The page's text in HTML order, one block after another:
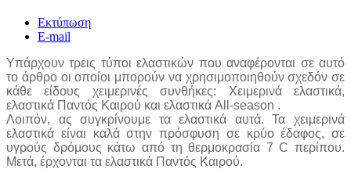
Εκτύπωση
E-mail
Υπάρχουν τρεις τύποι ελαστικών που αναφέρονται σε αυτό
το άρθρο οι οποίοι μπορούν να χρησιμοποιηθούν σχεδόν σε
κάθε είδους χειμερινές συνθήκες: Χειμερινά ελαστικά,
ελαστικά Παντός Καιρού και ελαστικά All-season .
Λοιπόν, ας συγκρίνουμε τα ελαστικά αυτά. Τα χειμερινά
ελαστικά είναι καλά στην πρόσφυση σε κρύο έδαφος, σε
υγρούς δρόμους κάτω από τη θερμοκρασία 7 C περίπου.
Μετά, έρχονται τα ελαστικά Παντός Καιρού.